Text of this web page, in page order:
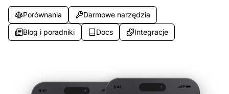
Porównania
Darmowe narzędzia
Blog i poradniki
Docs Integracje